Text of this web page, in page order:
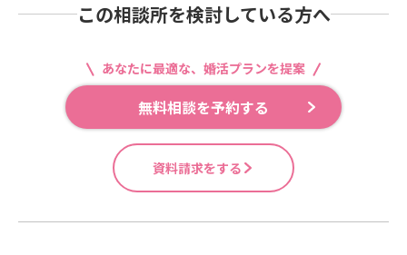
この相談所を検討している方へ
あなたに最適な、婚活プランを提案
無料相談を予約する
資料請求をする